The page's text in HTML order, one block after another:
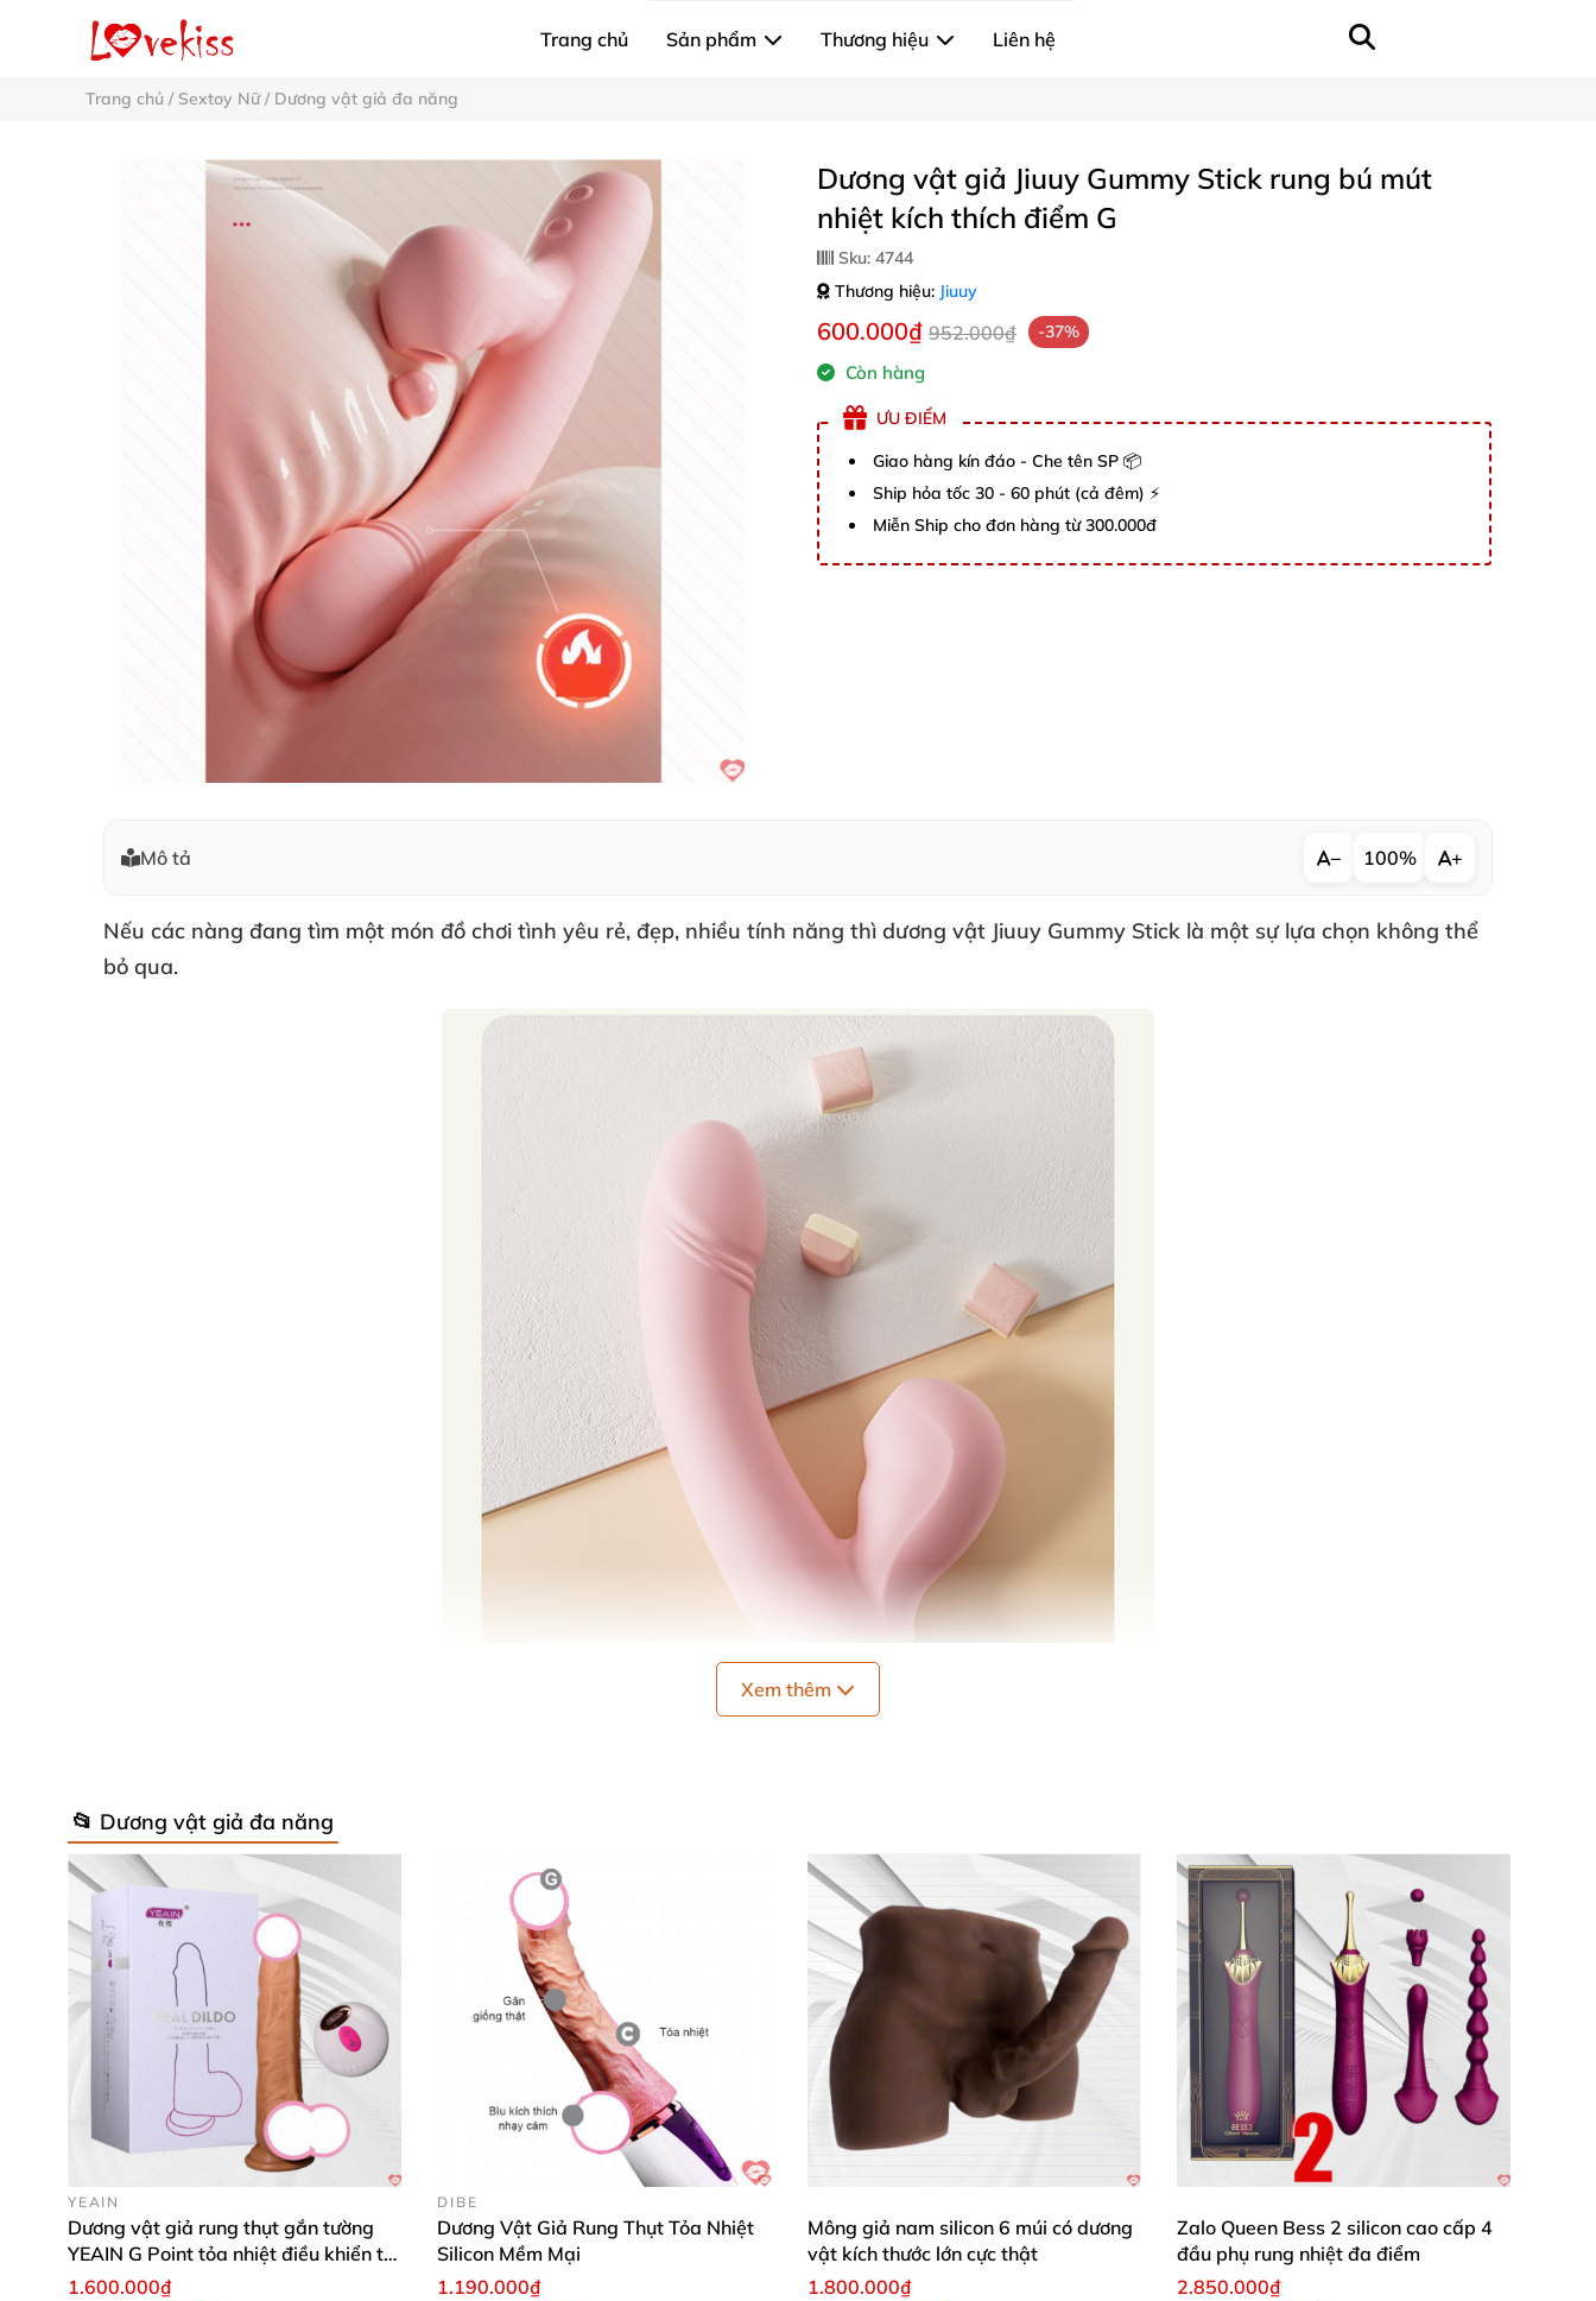
Trang chủ Sản phẩm Thương hiệu Liên hệ
Trang chủ / Sextoy Nữ/ Dương vật giả đa năng
Dương vật giả Jiuuy Gummy Stick rung bú mút
nhiệt kích thích điểm G
Sku: 4744
Thương hiệu: Jiuuy
600.000₫ 952.000₫ -37%
Còn hàng
ƯU ĐIỂM
Giao hàng kín đáo - Che tên SP 📦
Ship hỏa tốc 30 - 60 phút (cả đêm) ⚡
Miễn Ship cho đơn hàng từ 300.000đ
Mô tả − 100% +
Nếu các nàng đang tìm một món đồ chơi tình yêu rẻ, đẹp, nhiều tính năng thì dương vật Jiuuy Gummy Stick là một sự lựa chọn không thể
bỏ qua.
Với tính năng rung , bú mút , toả nhiệt cùng mức giá thành hợp lý , đây là một trong những sextoy cho nữ được săn đón trên thị trường.
Xem thêm
📂 Dương vật giả đa năng
YEAIN
Dương vật giả rung thụt gắn tường
YEAIN G Point tỏa nhiệt điều khiển từ
xa
1.600.000₫
DIBE
Dương Vật Giả Rung Thụt Tỏa Nhiệt
Silicon Mềm Mại
1.190.000₫
Mông giả nam silicon 6 múi có dương
vật kích thước lớn cực thật
1.800.000₫
Zalo Queen Bess 2 silicon cao cấp 4
đầu phụ rung nhiệt đa điểm
2.850.000₫